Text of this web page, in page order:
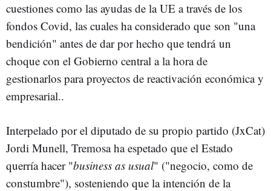
cuestiones como las ayudas de la UE a través de los
fondos Covid, las cuales ha considerado que son "una
bendición" antes de dar por hecho que tendrá un
choque con el Gobierno central a la hora de
gestionarlos para proyectos de reactivación económica y
empresarial..
Interpelado por el diputado de su propio partido (JxCat)
Jordi Munell, Tremosa ha espetado que el Estado
querría hacer "business as usual" ("negocio, como de
constumbre"), sosteniendo que la intención de la